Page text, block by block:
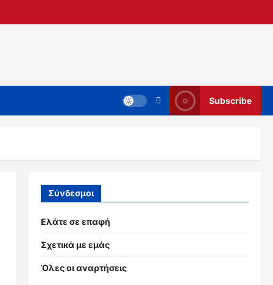
Subscribe
Σύνδεσμοι
Ελάτε σε επαφή
Σχετικά με εμάς
Όλες οι αναρτήσεις